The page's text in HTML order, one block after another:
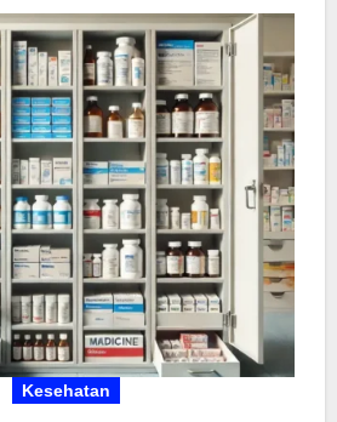
Kesehatan